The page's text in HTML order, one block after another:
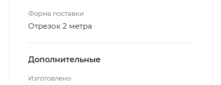
Форма поставки
Отрезок 2 метра
Дополнительные
Изготовлено